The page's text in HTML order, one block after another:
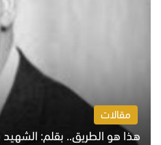
مقالات
هذا هو الطريق.. بقلم: